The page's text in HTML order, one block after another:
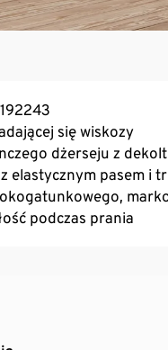
się wiskozy
dżerseju z
elastycznym pasem i
podczas prania